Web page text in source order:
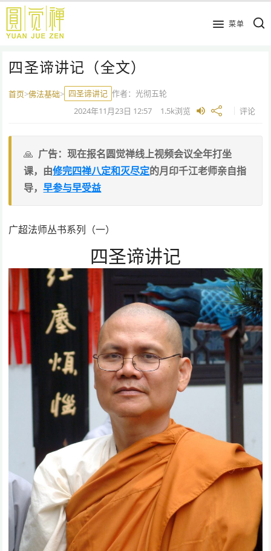
跳
主
菜单
四圣谛讲记（全文）
首页>佛法基础> 四圣谛讲记 作者：光彻五轮
2024年11月23日 12:57 1.5k浏览 评论
广告：现在报名圆觉禅线上视频会议全年打坐
课，由修完四禅八定和灭尽定的月印千江老师亲自指
导，早参与早受益
广超法师丛书系列（一）
四圣谛讲记